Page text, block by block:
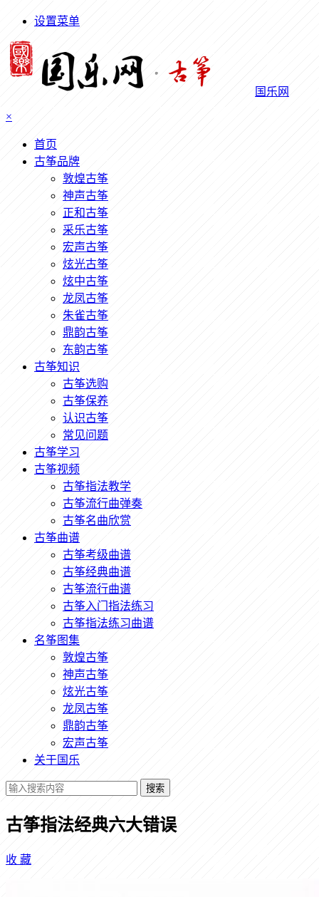
设置菜单
国乐网
×
首页
古筝品牌
敦煌古筝
神声古筝
正和古筝
采乐古筝
宏声古筝
炫光古筝
炫中古筝
龙凤古筝
朱雀古筝
鼎韵古筝
东韵古筝
古筝知识
古筝选购
古筝保养
认识古筝
常见问题
古筝学习
古筝视频
古筝指法教学
古筝流行曲弹奏
古筝名曲欣赏
古筝曲谱
古筝考级曲谱
古筝经典曲谱
古筝流行曲谱
古筝入门指法练习
古筝指法练习曲谱
名筝图集
敦煌古筝
神声古筝
炫光古筝
龙凤古筝
鼎韵古筝
宏声古筝
关于国乐
搜索
古筝指法经典六大错误
收 藏